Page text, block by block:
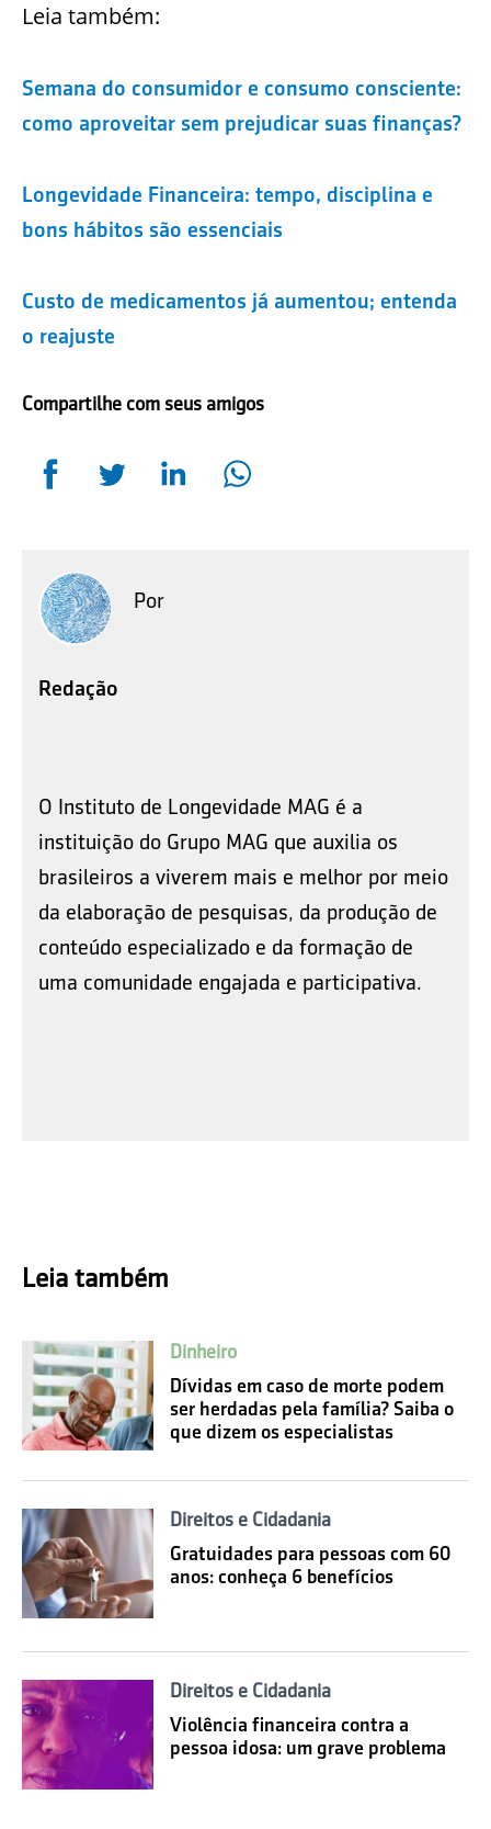
Leia também:
Semana do consumidor e consumo consciente:
como aproveitar sem prejudicar suas finanças?
Longevidade Financeira: tempo, disciplina e
bons hábitos são essenciais
Custo de medicamentos já aumentou; entenda
o reajuste
Compartilhe com seus amigos
Por
Redação
O Instituto de Longevidade MAG é a
instituição do Grupo MAG que auxilia os
brasileiros a viverem mais e melhor por meio
da elaboração de pesquisas, da produção de
conteúdo especializado e da formação de
uma comunidade engajada e participativa.
Leia também
Dinheiro
Dívidas em caso de morte podem
ser herdadas pela família? Saiba o
que dizem os especialistas
Direitos e Cidadania
Gratuidades para pessoas com 60
anos: conheça 6 benefícios
Direitos e Cidadania
Violência financeira contra a
pessoa idosa: um grave problema